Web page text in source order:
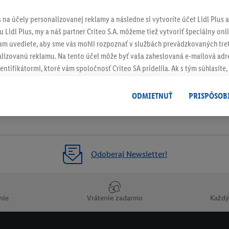
Odoberaj Newsletter!
Vrátenie zadarmo
účely personalizovanej reklamy a následne si vytvoríte účet Lidl Plus
Lidl Plus, my a náš partner Criteo S.A. môžeme tiež vytvoriť špeciálny
uvediete, aby sme vás mohli rozpoznať v službách prevádzkovaných
reklamu. Na tento účel môže byť vaša zaheslovaná e-mailová
ktoré vám spoločnosť Criteo SA pridelila. Ak s tým súhlasíte,
nie jeho zakúpením), sa môžu zobrazovať aj na rôznych zariadeniach a
možno priradiť niekoľko koncových zariadení alebo používanie viacerých
e-mailovej adresy a prípadne ďalších identifikátorov/
" môžete povoliť iba používanie potrebných technológií.
práve kedykoľvek odvolať súhlas s účinnosťou do budúcnosti
.
ODMIETNUŤ